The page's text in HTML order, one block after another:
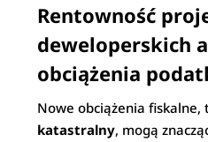
Rentowność
deweloperskich
obciążenia
Nowe obciążenia fiskalne,
katastralny, mogą